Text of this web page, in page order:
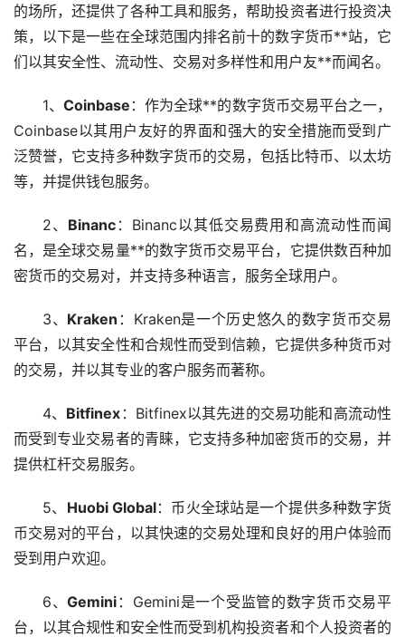
的场所，还提供了各种工具和服务，帮助投资者进行投资决
策，以下是一些在全球范围内排名前十的数字货币**站，它
们以其安全性、流动性、交易对多样性和用户友**而闻名。
1、Coinbase ：作为全球**的数字货币交易平台之一，
Coinbase以其用户友好的界面和强大的安全措施而受到广
泛赞誉，它支持多种数字货币的交易，包括比特币、 以太坊
等，并提供钱包服务。
2、 Binanc：Binanc以其低交易费用和高流动性而闻
名，是全球交易量**的数字货币交易平台，它提供数百种加
密货币的交易对，并支持多种语言，服务全球用户。
3、 Kraken ：Kraken是一个历史悠久的数字货币交易
平台，以其安全性和合规性而受到信赖，它提供多种货币对
的交易，并以其专业的客户服务而著称。
4、 Bitfinex ：Bitfinex以其先进的交易功能和高流动性
而受到专业交易者的青睐，它支持多种加密货币的交易，并
提供杠杆交易服务。
5、 Huobi Global：币火全球站是一个提供多种数字货
币交易对的平台，以其快速的交易处理和良好的用户体验而
受到用户欢迎。
6、Gemini ：Gemini是一个受监管的数字货币交易平
台，以其合规性和安全性而受到机构投资者和个人投资者的